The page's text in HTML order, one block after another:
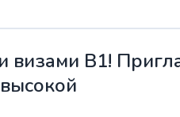
визами B1!